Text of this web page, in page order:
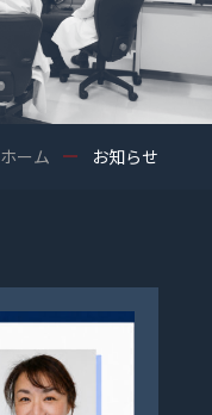
ホーム お知らせ